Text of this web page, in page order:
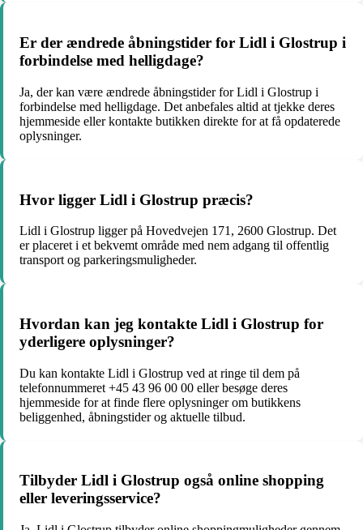
Er der ændrede åbningstider for Lidl i Glostrup i
forbindelse med helligdage?
Ja, der kan være ændrede åbningstider for Lidl i Glostrup i
forbindelse med helligdage. Det anbefales altid at tjekke deres
hjemmeside eller kontakte butikken direkte for at få opdaterede
oplysninger.
Hvor ligger Lidl i Glostrup præcis?
Lidl i Glostrup ligger på Hovedvejen 171, 2600 Glostrup. Det
er placeret i et bekvemt område med nem adgang til offentlig
transport og parkeringsmuligheder.
Hvordan kan jeg kontakte Lidl i Glostrup for
yderligere oplysninger?
Du kan kontakte Lidl i Glostrup ved at ringe til dem på
telefonnummeret +45 43 96 00 00 eller besøge deres
hjemmeside for at finde flere oplysninger om butikkens
beliggenhed, åbningstider og aktuelle tilbud.
Tilbyder Lidl i Glostrup også online shopping
eller leveringsservice?